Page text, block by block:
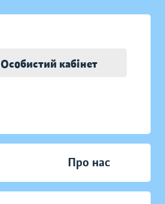
Особистий кабінет
Про нас